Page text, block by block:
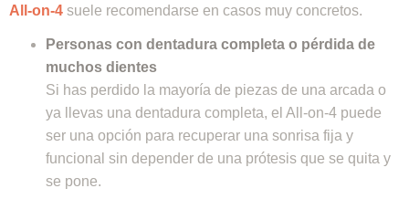
All-on-4 suele recomendarse en casos muy concretos.
Personas con dentadura completa o pérdida de
muchos dientes
Si has perdido la mayoría de piezas de una arcada o
ya llevas una dentadura completa, el All-on-4 puede
ser una opción para recuperar una sonrisa fija y
funcional sin depender de una prótesis que se quita y
se pone.